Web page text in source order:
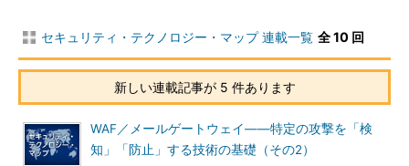
アクセス制御のイメージ
アクセス制御が許可／拒否の判断材料にするのは「誰が 」「
こに対して
」「何をしようとしたのか」という情報です。例え
セキュリティ・テクノロジー・マップ 連載一覧 全 10 回
新しい連載記事が 5 件あります
WAF／メールゲートウェイ――特定の攻撃を「検
知」「防止」する技術の基礎（その2）